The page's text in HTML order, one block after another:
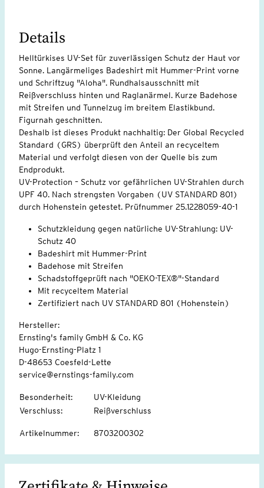
Details
Helltürkises UV-Set für zuverlässigen Schutz der Haut vor
Sonne. Langärmeliges Badeshirt mit Hummer-Print vorne
und Schriftzug "Aloha". Rundhalsausschnitt mit
Reißverschluss hinten und Raglanärmel. Kurze Badehose
mit Streifen und Tunnelzug im breitem Elastikbund.
Figurnah geschnitten.
Deshalb ist dieses Produkt nachhaltig: Der Global Recycled
Standard (GRS) überprüft den Anteil an recyceltem
Material und verfolgt diesen von der Quelle bis zum
Endprodukt.
UV-Protection – Schutz vor gefährlichen UV-Strahlen durch
UPF 40. Nach strengsten Vorgaben (UV STANDARD 801)
durch Hohenstein getestet. Prüfnummer 25.1228059-40-1
Schutzkleidung gegen natürliche UV-Strahlung: UV-
Schutz 40
Badeshirt mit Hummer-Print
Badehose mit Streifen
Schadstoffgeprüft nach "OEKO-TEX®"-Standard
Mit recyceltem Material
Zertifiziert nach UV STANDARD 801 (Hohenstein)
Hersteller:
Ernsting's family GmbH & Co. KG
Hugo-Ernsting-Platz 1
D-48653 Coesfeld-Lette
service@ernstings-family.com
Besonderheit:
UV-Kleidung
Verschluss: Reißverschluss
Artikelnummer: 8703200302